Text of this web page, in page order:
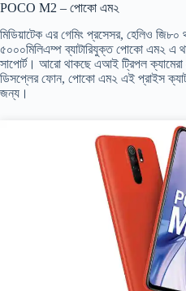
POCO M2 – পোকো এম২
মিডিয়াটেক এর গেমিং প্রসেসর, হেলিও
৫০০০মিলিএম্প ব্যাটারিযুক্ত পোকো এম২ এ
সাপোর্ট। আরো থাকছে এআই ট্রিপল
ডিসপ্লের ফোন, পোকো এম২ এই প্রাইস
জন্য।